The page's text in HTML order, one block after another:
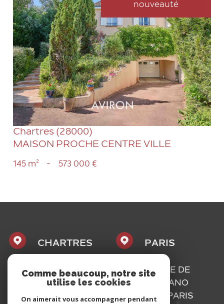
nouveauté
VOIR LE BIEN
Chartres (28000)
MAISON PROCHE CENTRE VILLE
145 m² - 573 000 €
CHARTRES
1, PLACE
MAURICE
CAZALIS
PARIS
16, RUE DE
BASSANO
75116
PARIS
Comme beaucoup, notre site
utilise les cookies
On aimerait vous accompagner pendant